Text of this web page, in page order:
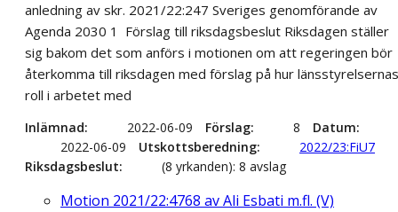
anledning av skr. 2021/22:247 Sveriges genomförande av
Agenda 2030 1 Förslag till riksdagsbeslut Riksdagen ställer
sig bakom det som anförs i motionen om att regeringen bör
återkomma till riksdagen med förslag på hur länsstyrelsernas
roll i arbetet med
Inlämnad 2022-06-09 Förslag 8
Datum
2022-06-09
Utskottsberedning
2022/23:FiU7
Riksdagsbeslut
(8 yrkanden): 8 avslag
Motion 2021/22:4768 av Ali Esbati m.fl. (V)